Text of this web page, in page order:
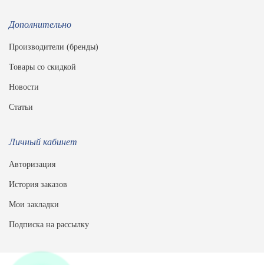
Дополнительно
Производители (бренды)
Товары со скидкой
Новости
Статьи
Личный кабинет
Авторизация
История заказов
Мои закладки
Подписка на рассылку